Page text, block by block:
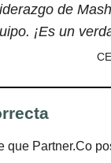
de
¡Es un
que Partner.Co